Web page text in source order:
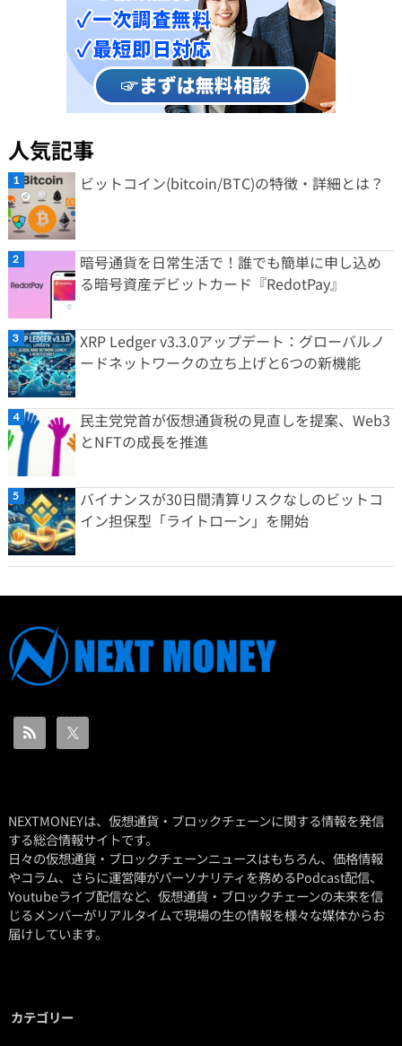
人気記事
ビットコイン(bitcoin/BTC)の特徴・詳細とは？
暗号通貨を日常生活で！誰でも簡単に申し込め
る暗号資産デビットカード『RedotPay』
XRP Ledger v3.3.0アップデート：グローバルノ
ードネットワークの立ち上げと6つの新機能
民主党党首が仮想通貨税の見直しを提案、Web3
とNFTの成長を推進
バイナンスが30日間清算リスクなしのビットコ
イン担保型「ライトローン」を開始
NEXTMONEYは、仮想通貨・ブロックチェーンに関する情報を発信
する総合情報サイトです。
日々の仮想通貨・ブロックチェーンニュースはもちろん、価格情報
やコラム、さらに運営陣がパーソナリティを務めるPodcast配信、
Youtubeライブ配信など、仮想通貨・ブロックチェーンの未来を信
じるメンバーがリアルタイムで現場の生の情報を様々な媒体からお
届けしています。
カテゴリー